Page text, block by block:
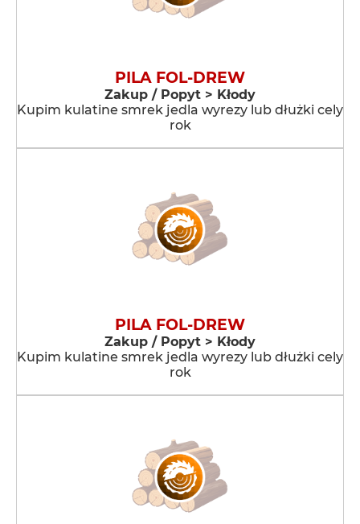
PILA FOL-DREW
Zakup / Popyt > Kłody
Kupim kulatine smrek jedla wyrezy lub dłużki cely
rok
PILA FOL-DREW
Zakup / Popyt > Kłody
Kupim kulatine smrek jedla wyrezy lub dłużki cely
rok